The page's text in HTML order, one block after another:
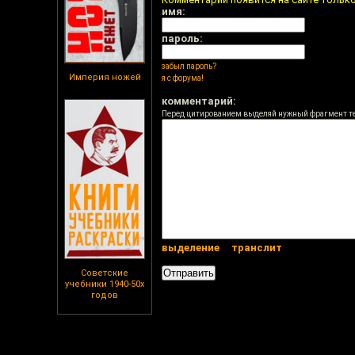
Империя ножей
Советские
учебники 1940-50х
годов
имя:
пароль:
забыл пароль?
я с форума!
комментарий:
Перед цитированием выделяй нужный фрагмент
выделение транслит